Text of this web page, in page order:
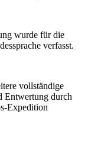
wurde für die
verfasst.
vollständige
Entwertung durch
Expedition